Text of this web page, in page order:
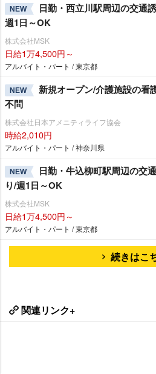
NEW
日勤・西立川駅周辺の交通
週1日～OK
株式会社MSK
日給1万4,500円～
アルバイト・パート / 東京都
NEW
新規オープン/介護施設の看
不問
株式会社日本アメニティライフ協会
時給2,010円
アルバイト・パート / 神奈川県
NEW
日勤・牛込柳町駅周辺の交
り/週1日～OK
株式会社MSK
日給1万4,500円～
アルバイト・パート / 東京都
続きはこ
関連リンク+